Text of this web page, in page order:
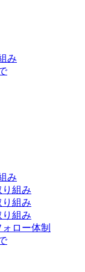
み
み
組み
組み
組み
ロー体制